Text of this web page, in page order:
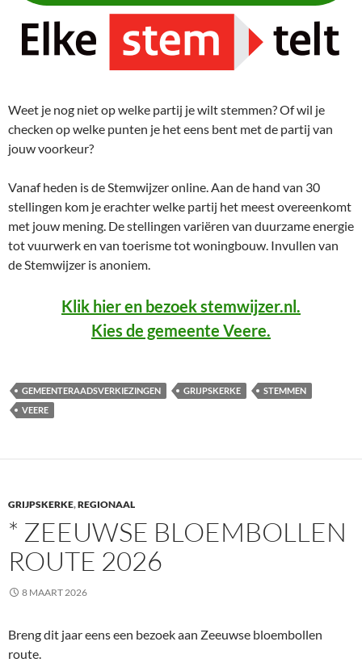
Weet je nog niet op welke partij je wilt stemmen? Of wil je
checken op welke punten je het eens bent met de partij van
jouw voorkeur?
Vanaf heden is de Stemwijzer online. Aan de hand van 30
stellingen kom je erachter welke partij het meest overeenkomt
met jouw mening. De stellingen variëren van duurzame energie
tot vuurwerk en van toerisme tot woningbouw. Invullen van
de Stemwijzer is anoniem.
Klik hier en bezoek stemwijzer.nl.
Kies de gemeente Veere.
GEMEENTERAADSVERKIEZINGEN GRIJPSKERKE
STEMMEN
VEERE
GRIJPSKERKE,REGIONAAL
* ZEEUWSE BLOEMBOLLEN
ROUTE 2026
8 MAART 2026
Breng dit jaar eens een bezoek aan Zeeuwse bloembollen
route.